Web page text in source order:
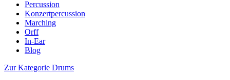
Percussion
Konzertpercussion
Marching
Orff
In-Ear
Blog
Zur Kategorie Drums